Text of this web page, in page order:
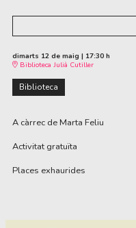
dimarts 12 de maig | 17:30 h
Biblioteca Julià Cutiller
Biblioteca
A càrrec de Marta Feliu
Activitat gratuïta
Places exhaurides